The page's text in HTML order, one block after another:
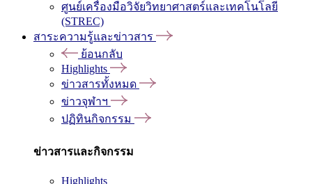
ศูนย์เครื่องมือวิจัยวิทยาศาสตร์และเทคโนโลยี
(STREC)
สาระความรู้และข่าวสาร
ย้อนกลับ
Highlights
ข่าวสารทั้งหมด
ข่าวจุฬาฯ
ปฏิทินกิจกรรม
ข่าวสารและกิจกรรม
Highlights